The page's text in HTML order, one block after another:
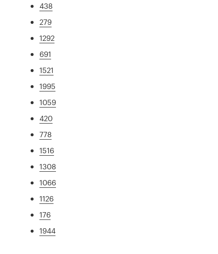
438
279
1292
691
1521
1995
1059
420
778
1516
1308
1066
1126
176
1944